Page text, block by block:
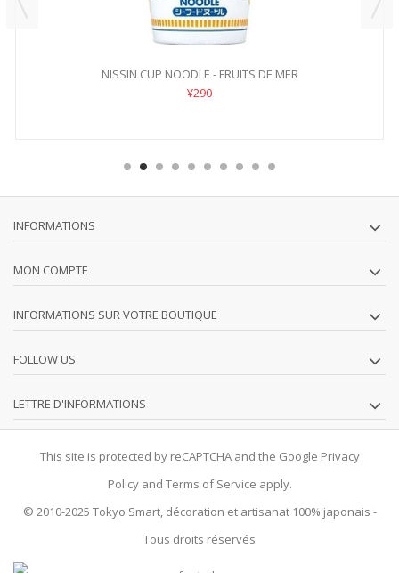
NISSIN CUP NOODLE - FRUITS DE MER
¥290
INFORMATIONS
MON COMPTE
INFORMATIONS SUR VOTRE BOUTIQUE
FOLLOW US
LETTRE D'INFORMATIONS
This site is protected by reCAPTCHA and the Google Privacy
Policyand Terms of Service apply.
© 2010-2025 Tokyo Smart, décoration et artisanat 100% japonais -
Tous droits réservés